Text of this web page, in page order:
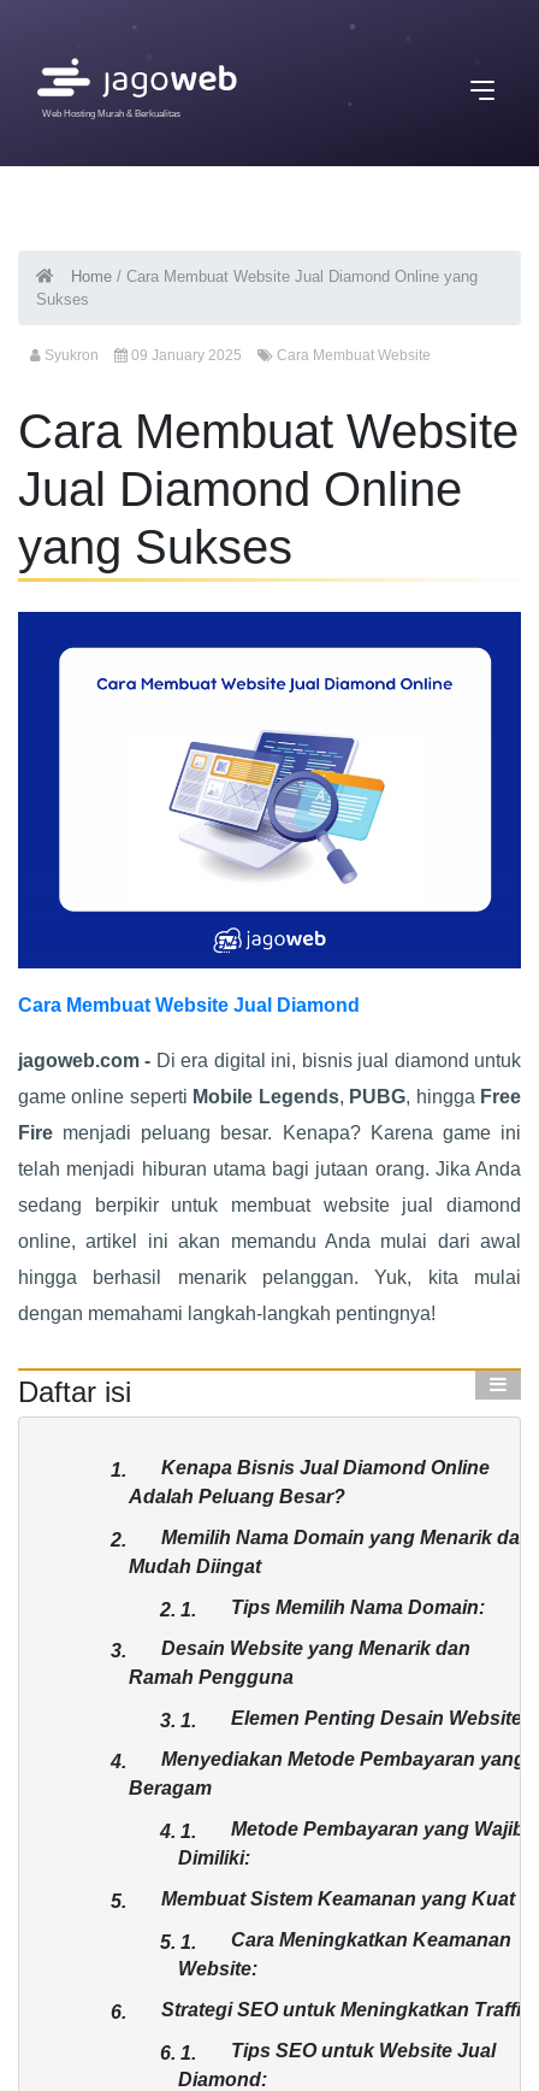
Web Hosting Murah & Berkualitas
Home / Cara Membuat Website Jual Diamond Online yang
Sukses
Syukron 09 January 2025 Cara Membuat Website
Cara Membuat Website
Jual Diamond Online
yang Sukses
Cara Membuat Website Jual Diamond
jagoweb.com - Di era digital ini, bisnis jual diamond untuk
game online seperti Mobile Legends, PUBG, hingga Free
Fire menjadi peluang besar. Kenapa? Karena game ini
telah menjadi hiburan utama bagi jutaan orang. Jika Anda
sedang berpikir untuk membuat website jual diamond
online, artikel ini akan memandu Anda mulai dari awal
hingga berhasil menarik pelanggan. Yuk, kita mulai
dengan memahami langkah-langkah pentingnya!
Daftar isi
1.
Kenapa Bisnis Jual Diamond Online
Adalah Peluang Besar?
2.
Memilih Nama Domain yang Menarik dan
Mudah Diingat
2. 1. Tips Memilih Nama Domain:
3.
Desain Website yang Menarik dan
Ramah Pengguna
3. 1. Elemen Penting Desain Website:
4.
Menyediakan Metode Pembayaran yang
Beragam
4. 1.
Metode Pembayaran yang Wajib
Dimiliki:
5. Membuat Sistem Keamanan yang Kuat
5. 1.
Cara Meningkatkan Keamanan
Website:
6. Strategi SEO untuk Meningkatkan Traffic
6. 1.
Tips SEO untuk Website Jual
Diamond: